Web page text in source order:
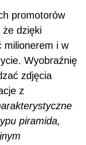
promotorów
że dzięki
milionerem i w
Wyobraźnię
zdjęcia
z
piramida,